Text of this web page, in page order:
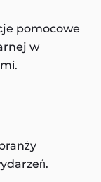
pomocowe
w